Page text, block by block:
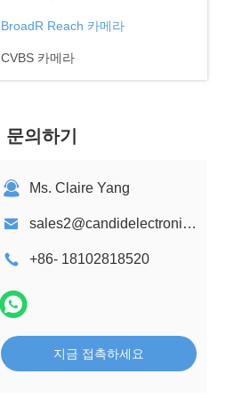
BroadR Reach 카메라
CVBS 카메라
문의하기
Ms. Claire Yang
sales2@candidelectronics.com
+86- 18102818520
지금 접촉하세요